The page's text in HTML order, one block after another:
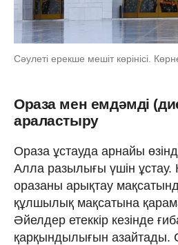
Сәулеті ерекше мешіт көрінісі.
Ораза мен емдәмді
араластыру
Ораза ұстауда арнайы
Алла разылығы үшін ұстау.
оразаны арықтау
құлшылық мақсатына
Әйелдер етеккір кезінде
қарқындылығын азайтады.